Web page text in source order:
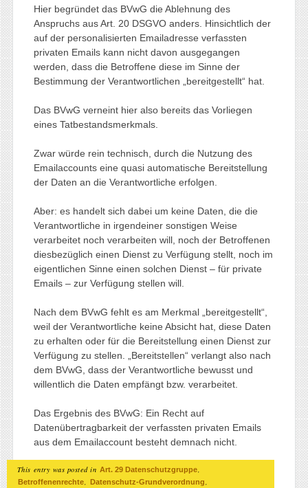
Hier begründet das BVwG die Ablehnung des
Anspruchs aus Art. 20 DSGVO anders. Hinsichtlich der
auf der personalisierten Emailadresse verfassten
privaten Emails kann nicht davon ausgegangen
werden, dass die Betroffene diese im Sinne der
Bestimmung der Verantwortlichen „bereitgestellt“ hat.
Das BVwG verneint hier also bereits das Vorliegen
eines Tatbestandsmerkmals.
Zwar würde rein technisch, durch die Nutzung des
Emailaccounts eine quasi automatische Bereitstellung
der Daten an die Verantwortliche erfolgen.
Aber: es handelt sich dabei um keine Daten, die die
Verantwortliche in irgendeiner sonstigen Weise
verarbeitet noch verarbeiten will, noch der Betroffenen
diesbezüglich einen Dienst zu Verfügung stellt, noch im
eigentlichen Sinne einen solchen Dienst – für private
Emails – zur Verfügung stellen will.
Nach dem BVwG fehlt es am Merkmal „bereitgestellt“,
weil der Verantwortliche keine Absicht hat, diese Daten
zu erhalten oder für die Bereitstellung einen Dienst zur
Verfügung zu stellen. „Bereitstellen“ verlangt also nach
dem BVwG, dass der Verantwortliche bewusst und
willentlich die Daten empfängt bzw. verarbeitet.
Das Ergebnis des BVwG: Ein Recht auf
Datenübertragbarkeit der verfassten privaten Emails
aus dem Emailaccount besteht demnach nicht.
This entry was posted in Art. 29 Datenschutzgruppe,
Betroffenenrechte, Datenschutz-Grundverordnung,